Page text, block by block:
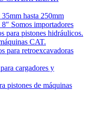
hasta 250mm
Somos importadores
para pistones hidráulicos.
CAT.
para retroexcavadoras
cargadores y
pistones de máquinas